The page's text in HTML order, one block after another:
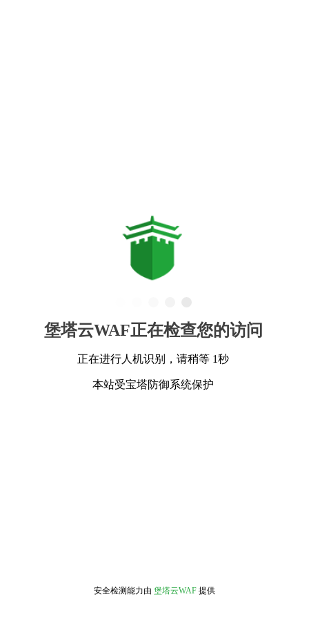
堡塔云WAF正在检查您的访问
正在进行人机识别，请稍等 1秒
本站受宝塔防御系统保护
安全检测能力由 堡塔云WAF 提供